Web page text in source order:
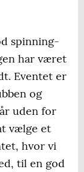
spinning-
har været
Eventet er
og
uden for
vælge et
hvor vi
til en god